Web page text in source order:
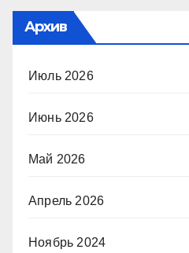
Архив
Июль 2026
Июнь 2026
Май 2026
Апрель 2026
Ноябрь 2024